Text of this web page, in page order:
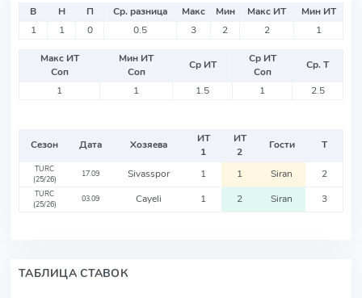
В Н П Ср. разница Макс Мин Макс ИТ
Мин ИТ
1
1 0 0.5 3 2 2 1
Макс ИТ
Соп
Мин ИТ
Соп
Ср ИТ
Ср ИТ
Соп
Ср. Т
1
1 1.5 1 2.5
Сезон Дата Хозяева
ИТ
1
ИТ
2
Гости Т
TURC
(25/26)
17.09 Sivasspor 1 1 Siran 2
TURC
(25/26)
03.09 Cayeli 1 2 Siran 3
ТАБЛИЦА СТАВОК